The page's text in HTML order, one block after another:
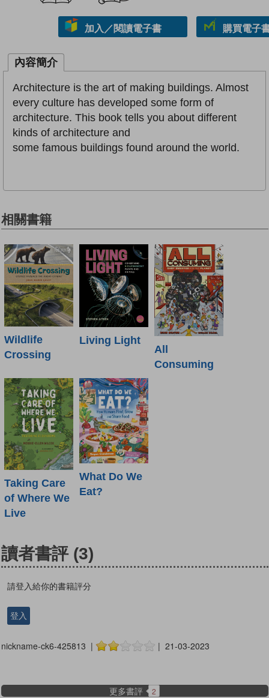
加入／閱讀電子書 購買電子
內容簡介
Architecture is the art of making buildings. Almost
every culture has developed some form of
architecture. This book tells you about different
kinds of architecture and
some famous buildings found around the world.
相關書籍
Wildlife
Crossing
Living Light
All
Consuming
Taking Care
of Where We
Live
What Do We
Eat?
讀者書評 (3)
請登入給你的書籍評分
登入
nickname-ck6-425813 | | 21-03-2023
更多書評 2